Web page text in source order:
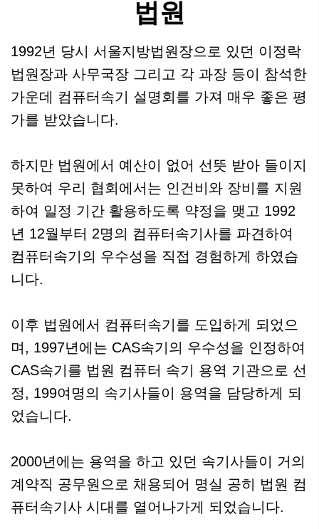
법원
1992년 당시 서울지방법원장으로 있던 이정락
법원장과 사무국장 그리고 각 과장 등이 참석한
가운데 컴퓨터속기 설명회를 가져 매우 좋은 평
가를 받았습니다.
하지만 법원에서 예산이 없어 선뜻 받아 들이지
못하여 우리 협회에서는 인건비와 장비를 지원
하여 일정 기간 활용하도록 약정을 맺고 1992
년 12월부터 2명의 컴퓨터속기사를 파견하여
컴퓨터속기의 우수성을 직접 경험하게 하였습
니다.
이후 법원에서 컴퓨터속기를 도입하게 되었으
며, 1997년에는 CAS속기의 우수성을 인정하여
CAS속기를 법원 컴퓨터 속기 용역 기관으로 선
정, 199여명의 속기사들이 용역을 담당하게 되
었습니다.
2000년에는 용역을 하고 있던 속기사들이 거의
계약직 공무원으로 채용되어 명실 공히 법원 컴
퓨터속기사 시대를 열어나가게 되었습니다.